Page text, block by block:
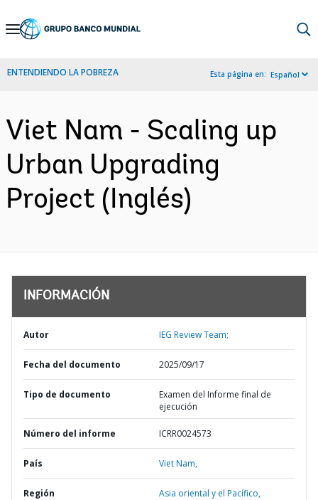
Skip
Navigation
ENTENDIENDO LA POBREZA Esta página en: Español
Viet Nam - Scaling up
Urban Upgrading
Project (Inglés)
INFORMACIÓN
Autor IEG Review Team;
Fecha del documento 2025/09/17
Tipo de documento
Examen del Informe final de
ejecución
Número del informe ICRR0024573
País Viet Nam,
Región Asia oriental y el Pacífico,